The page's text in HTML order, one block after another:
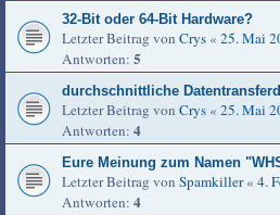
32-Bit oder 64-Bit Hardware?
Letzter Beitrag von Crys « 25. Mai
Antworten: 5
durchschnittliche
Letzter Beitrag von Crys « 25. Mai
Antworten: 4
Eure Meinung zum Namen
Letzter Beitrag von Spamkiller« 4.
Antworten: 4